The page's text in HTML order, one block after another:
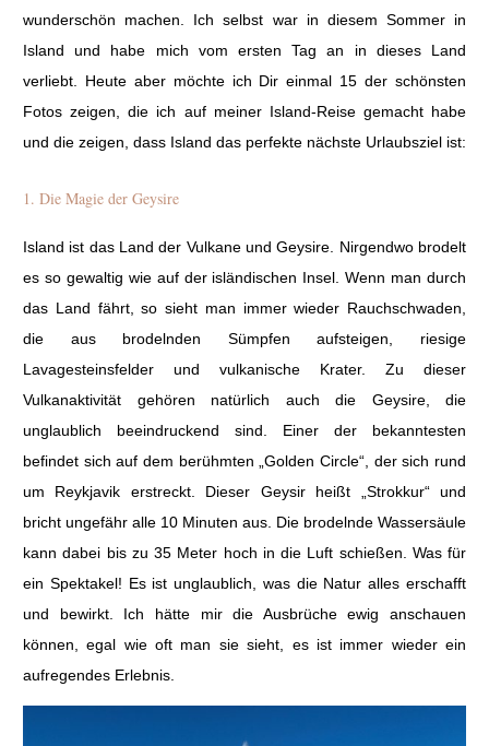
wunderschön machen. Ich selbst war in diesem Sommer in
Island und habe mich vom ersten Tag an in dieses Land
verliebt. Heute aber möchte ich Dir einmal 15 der schönsten
Fotos zeigen, die ich auf meiner Island-Reise gemacht habe
und die zeigen, dass Island das perfekte nächste Urlaubsziel ist:
1. Die Magie der Geysire
Island ist das Land der Vulkane und Geysire. Nirgendwo brodelt
es so gewaltig wie auf der isländischen Insel. Wenn man durch
das Land fährt, so sieht man immer wieder Rauchschwaden,
die aus brodelnden Sümpfen aufsteigen, riesige
Lavagesteinsfelder und vulkanische Krater. Zu dieser
Vulkanaktivität gehören natürlich auch die Geysire, die
unglaublich beeindruckend sind. Einer der bekanntesten
befindet sich auf dem berühmten „Golden Circle“, der sich rund
um Reykjavik erstreckt. Dieser Geysir heißt „Strokkur“ und
bricht ungefähr alle 10 Minuten aus. Die brodelnde Wassersäule
kann dabei bis zu 35 Meter hoch in die Luft schießen. Was für
ein Spektakel! Es ist unglaublich, was die Natur alles erschafft
und bewirkt. Ich hätte mir die Ausbrüche ewig anschauen
können, egal wie oft man sie sieht, es ist immer wieder ein
aufregendes Erlebnis.